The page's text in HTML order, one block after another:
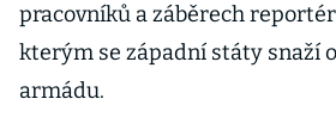
pracovníků a záběrech
kterým se západní státy snaží
armádu.